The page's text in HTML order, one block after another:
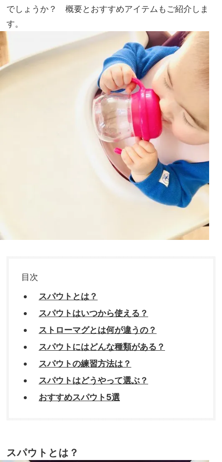
でしょうか？ 概要とおすすめアイテムもご紹介しま
す。
目次
スパウトとは？
スパウトはいつから使える？
ストローマグとは何が違うの？
スパウトにはどんな種類がある？
スパウトの練習方法は？
スパウトはどうやって選ぶ？
おすすめスパウト5選
スパウトとは？